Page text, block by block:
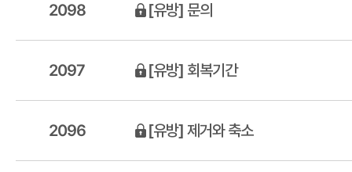
2098 [유방] 문의
2097 [유방] 회복기간
2096 [유방] 제거와 축소